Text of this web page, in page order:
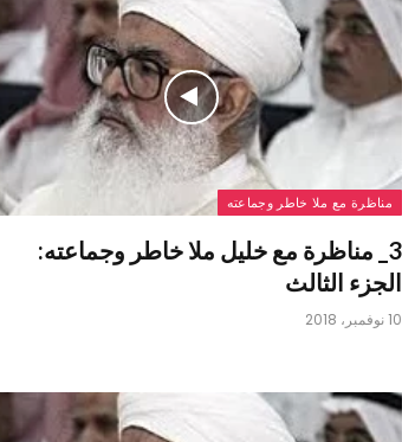
مناظرة مع ملا خاطر وجماعته
3_ مناظرة مع خليل ملا خاطر وجماعته:
الجزء الثالث
10 نوفمبر، 2018